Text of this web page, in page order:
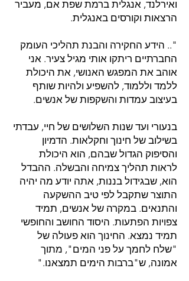
ואירלנד, אנגלית ברמת שפת אם, מעביר
הרצאות וקורסים באנגלית.
".. הידע החקירה והבנת תהליכי העומק
החברתיים ריתקו אותי מגיל צעיר. אני
אוהב את המפגש האנושי, את היכולת
ללמד וללמוד, להשפיע ולהיות שותף
בעיצוב עמדות והשקפות של אנשים.
בנעורי ועד שנות השלושים של חיי, עבדתי
בשילוב של חינוך וחקלאות. הדמיון
והסיפוק הגדול שבהם, הוא היכולת
לראות תהליך צמיחה והבשלה. ההבדל
הוא, שבגידול בננות, אתה יודע מה יהיה
התוצר שתקבל לפי טיב ההשקעה
והתנאים. במקרה של אנשים, תמיד
צפויות הפתעות. היסוד החושב והחופשי
תמיד נמצא. החינוך הוא פעולה של
"שלח לחמך על פני המים", מתוך
אמונה, ש"ברבות הימים תמצאנו."